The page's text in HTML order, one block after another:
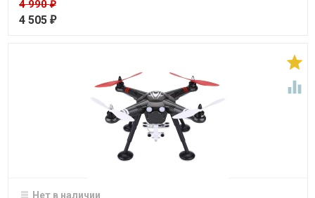
4 990₽
4 505 ₽


Нет в наличии